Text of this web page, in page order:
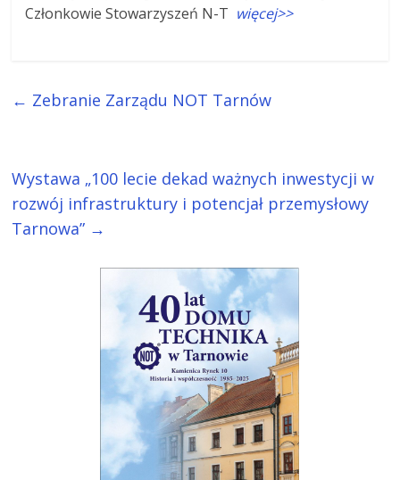
Członkowie Stowarzyszeń N-T więcej>>
← Zebranie Zarządu NOT Tarnów
Wystawa „100 lecie dekad ważnych inwestycji w
rozwój infrastruktury i potencjał przemysłowy
Tarnowa” →